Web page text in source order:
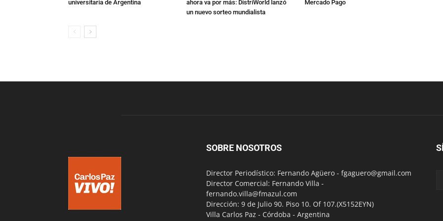
universitaria de Argentina
ahora va por más: DistriWorld lanzó
un nuevo sorteo mundialista
Mercado Pago
SOBRE NOSOTROS
Director Periodístico: Fernando Agüero - fgaguero@gmail.com
Director Comercial: Fernando Villa -
fernando.villa@fmazul.com
Dirección: 9 de Julio 90. Piso 10. Of 107.(X5152EYN)
Villa Carlos Paz - Córdoba - Argentina